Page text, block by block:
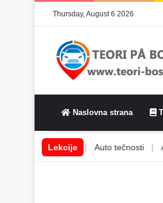
Thursday, August 6 2026
Naslovna strana
Lekcije
Auto svjetla | Auto tečnosti |